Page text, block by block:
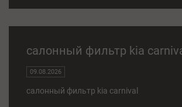
салонный фильтр kia
09.08.2026
салонный фильтр kia carnival